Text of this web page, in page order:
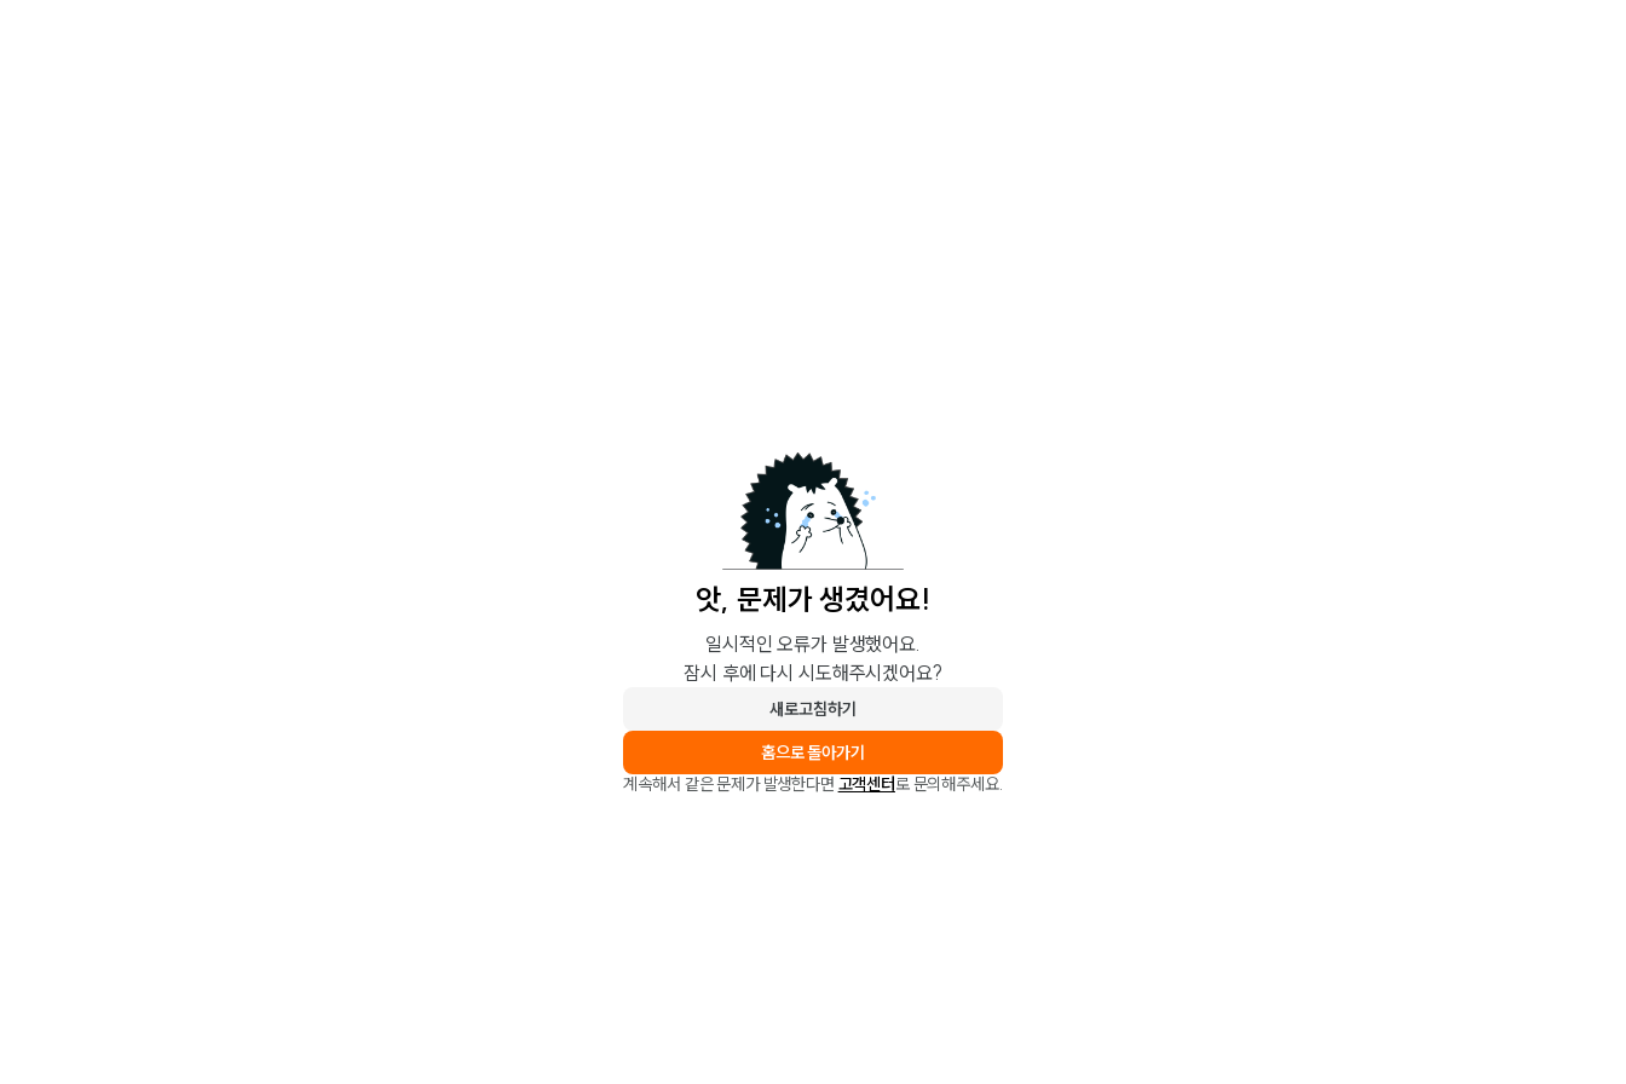
앗, 문제가 생겼어요!
일시적인 오류가 발생했어요.
잠시 후에 다시 시도해주시겠어요?
새로고침하기
홈으로 돌아가기
계속해서 같은 문제가 발생한다면 고객센터로 문의해주세요.